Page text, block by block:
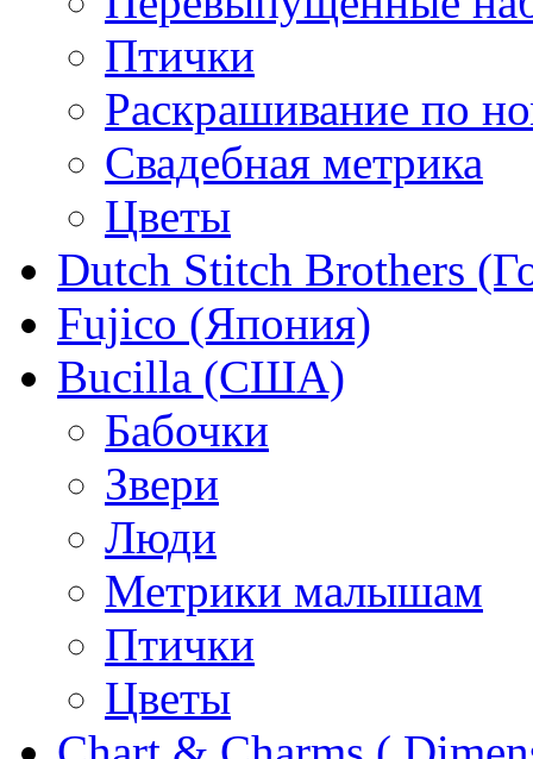
Птички
Раскрашивание по
Свадебная метрика
Цветы
Dutch Stitch Brothers
Fujico (Япония)
Bucilla (США)
Бабочки
Звери
Люди
Метрики малышам
Птички
Цветы